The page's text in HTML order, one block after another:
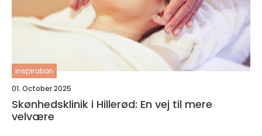
inspiration
01. October 2025
Skønhedsklinik i Hillerød: En vej til mere
velvære